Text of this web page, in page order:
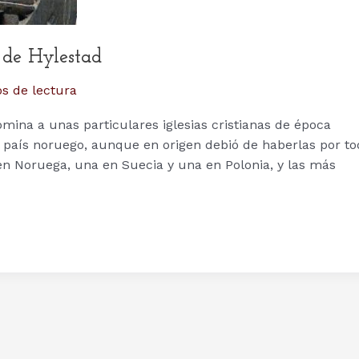
Hylestad
de lectura
a unas particulares iglesias cristianas de época
noruego, aunque en origen debió de haberlas por
Noruega, una en Suecia y una en Polonia, y las más